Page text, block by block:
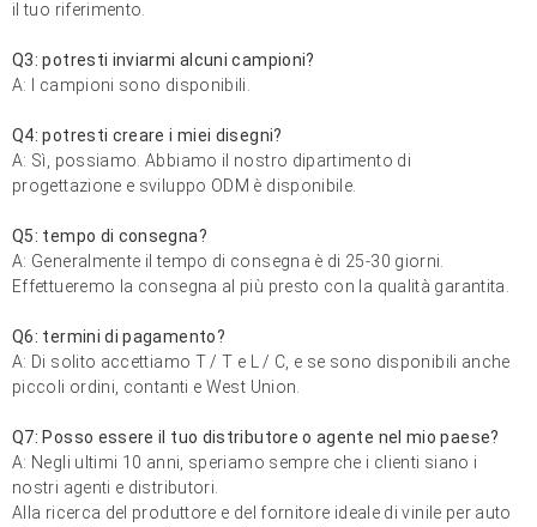
il tuo riferimento.
Q3: potresti inviarmi alcuni campioni?
A: I campioni sono disponibili.
Q4: potresti creare i miei disegni?
A: Sì, possiamo. Abbiamo il nostro dipartimento di
progettazione e sviluppo ODM è disponibile.
Q5: tempo di consegna?
A: Generalmente il tempo di consegna è di 25-30 giorni.
Effettueremo la consegna al più presto con la qualità garantita.
Q6: termini di pagamento?
A: Di solito accettiamo T / T e L / C, e se sono disponibili anche
piccoli ordini, contanti e West Union.
Q7: Posso essere il tuo distributore o agente nel mio paese?
A: Negli ultimi 10 anni, speriamo sempre che i clienti siano i
nostri agenti e distributori.
Alla ricerca del produttore e del fornitore ideale di vinile per auto